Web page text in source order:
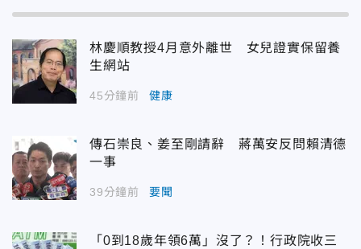
林慶順教授4月意外離世 女兒證實保留養
生網站
45分鐘前 健康
傳石崇良、姜至剛請辭 蔣萬安反問賴清德
一事
39分鐘前 要聞
「0到18歲年領6萬」沒了？！行政院收三